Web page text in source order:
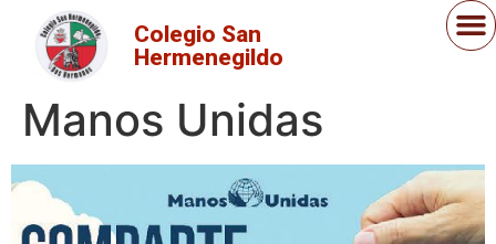
Colegio San
Hermenegildo
Manos Unidas